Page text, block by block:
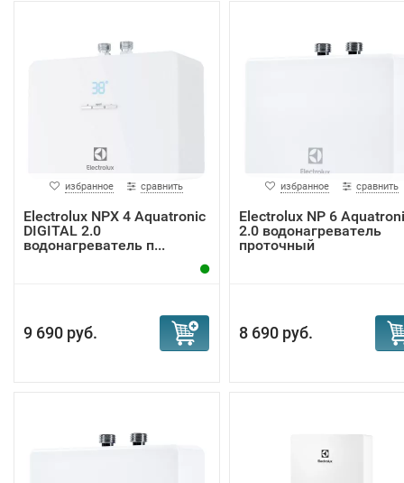
избранное сравнить
Electrolux NPX 4 Aquatronic
DIGITAL 2.0
водонагреватель п...
9 690 руб.
избранное сравнить
Electrolux NP 6
2.0 водонагреватель
проточный
8 690 руб.